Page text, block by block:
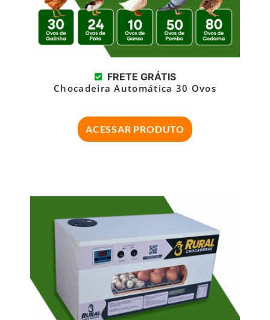
FRETE GRÁTIS
Chocadeira Automática 30 Ovos
ACESSAR PRODUTO